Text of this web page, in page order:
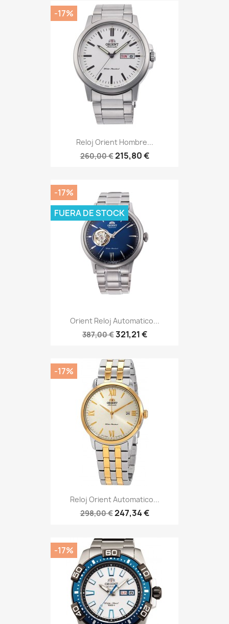
Reloj Orient Hombre...
260,00 €215,80 €
-17%
Orient Reloj Automatico...
387,00 €321,21 €
-17%
FUERA DE STOCK
Reloj Orient Automatico...
298,00 €247,34 €
-17%
-17%